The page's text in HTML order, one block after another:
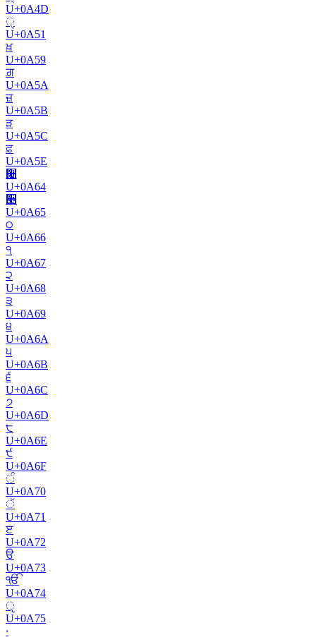
U+0A4D
ੑ
U+0A51
ਖ਼
U+0A59
ਗ਼
U+0A5A
ਜ਼
U+0A5B
ੜ
U+0A5C
ਫ਼
U+0A5E
੤
U+0A64
੥
U+0A65
੦
U+0A66
੧
U+0A67
੨
U+0A68
੩
U+0A69
੪
U+0A6A
੫
U+0A6B
੬
U+0A6C
੭
U+0A6D
੮
U+0A6E
੯
U+0A6F
ੰ
U+0A70
ੱ
U+0A71
ੲ
U+0A72
ੳ
U+0A73
ੴ
U+0A74
ੵ
U+0A75
੶